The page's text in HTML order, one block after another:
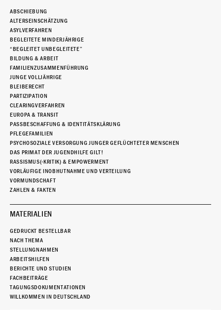
ABSCHIEBUNG
ALTERSEINSCHÄTZUNG
ASYLVERFAHREN
BEGLEITETE MINDERJÄHRIGE
“BEGLEITET UNBEGLEITETE”
BILDUNG & ARBEIT
FAMILIENZUSAMMENFÜHRUNG
JUNGE VOLLJÄHRIGE
BLEIBERECHT
PARTIZIPATION
CLEARINGVERFAHREN
EUROPA & TRANSIT
PASSBESCHAFFUNG & IDENTITÄTSKLÄRUNG
PFLEGEFAMILIEN
PSYCHOSOZIALE VERSORGUNG JUNGER GEFLÜCHTETER MENSCHEN
DAS PRIMAT DER JUGENDHILFE GILT!
RASSISMUS(-KRITIK) & EMPOWERMENT
VORLÄUFIGE INOBHUTNAHME UND VERTEILUNG
VORMUNDSCHAFT
ZAHLEN & FAKTEN
MATERIALIEN
GEDRUCKT BESTELLBAR
NACH THEMA
STELLUNGNAHMEN
ARBEITSHILFEN
BERICHTE UND STUDIEN
FACHBEITRÄGE
TAGUNGSDOKUMENTATIONEN
WILLKOMMEN IN DEUTSCHLAND